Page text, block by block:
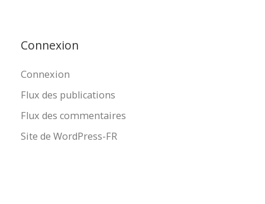
Connexion
Connexion
Flux des publications
Flux des commentaires
Site de WordPress-FR